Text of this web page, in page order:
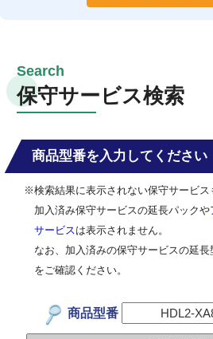
保守サービス検索
商品型番を入力してください
※検索結果に表示されない保守サービス
加入済み保守サービスの延長パックや
サービス は表示されません。
なお、加入済みの保守サービスの延
をご確認ください。
商品型番